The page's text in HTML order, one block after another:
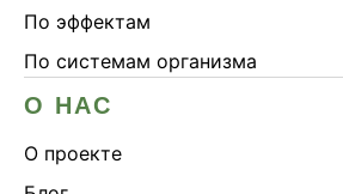
По эффектам
По системам организма
О НАС
О проекте